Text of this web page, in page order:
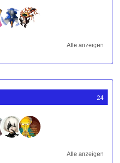
Alle anzeigen
24
Alle anzeigen